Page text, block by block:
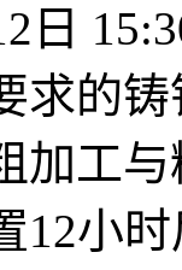
日
求的
加工
12小